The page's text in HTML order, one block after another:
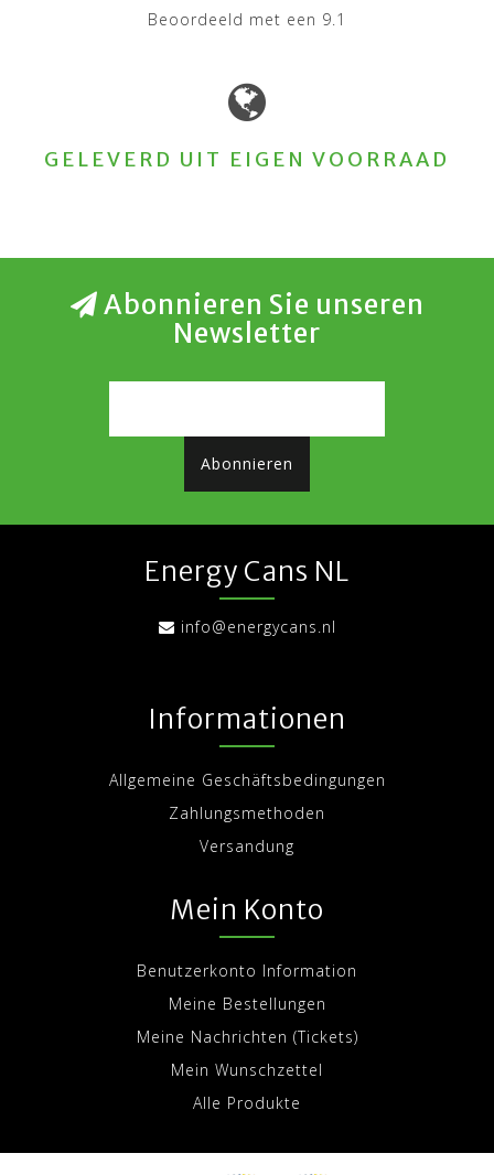
Beoordeeld met een 9.1
GELEVERD UIT EIGEN VOORRAAD
Abonnieren Sie unseren
Newsletter
Abonnieren
Energy Cans NL
info@energycans.nl
Informationen
Allgemeine Geschäftsbedingungen
Zahlungsmethoden
Versandung
Mein Konto
Benutzerkonto Information
Meine Bestellungen
Meine Nachrichten (Tickets)
Mein Wunschzettel
Alle Produkte